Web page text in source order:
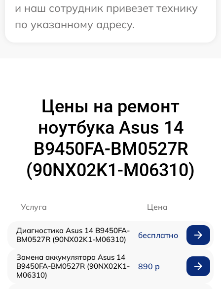
и наш сотрудник привезет технику
по указанному адресу.
Цены на ремонт
ноутбука Asus 14
B9450FA-BM0527R
(90NX02K1-M06310)
Услуга Цена
Диагностика Asus 14 B9450FA-
BM0527R (90NX02K1-M06310)
бесплатно
Замена аккумулятора Asus 14
B9450FA-BM0527R (90NX02K1-
M06310)
890 р